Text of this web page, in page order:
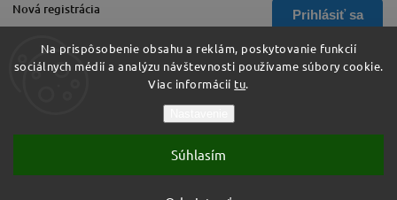
Na prispôsobenie obsahu a reklám, poskytovanie funkcií
sociálnych médií a analýzu návštevnosti používame súbory cookie.
Viac informácií tu.
Súhlasím
Prihlásiť sa
Nová registrácia
Zabudnuté heslo
Vytvoril Shoptet
Hurá do školy. Všetky práva vyhradené.
Upraviť nastavenie cookies
Shoptet| Design